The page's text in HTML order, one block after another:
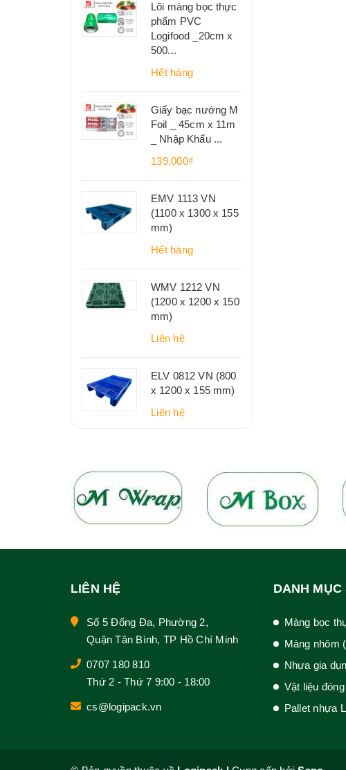
Lõi màng bọc thực
phẩm PVC
Logifood _20cm x
500...
Hết hàng
Giấy bạc nướng M
Foil _ 45cm x 11m
_ Nhập Khẩu ...
139.000₫
EMV 1113 VN
(1100 x 1300 x 155
mm)
Hết hàng
WMV 1212 VN
(1200 x 1200 x 150
mm)
Liên hệ
ELV 0812 VN (800
x 1200 x 155 mm)
Liên hệ
LIÊN HỆ
Số 5 Đống Đa, Phường 2,
Quận Tân Bình, TP Hồ Chí Minh
0707 180 810
Thứ 2 - Thứ 7 9:00 - 18:00
cs@logipack.vn
DANH MỤC
Màng bọc
Màng nhôm
Nhựa gia
Vật liệu
Pallet nhựa